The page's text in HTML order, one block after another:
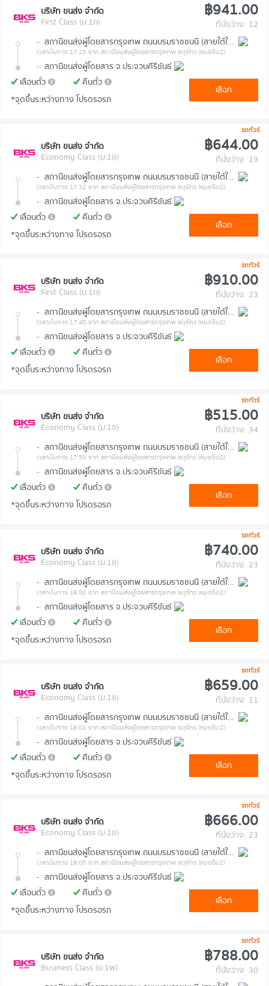
บริษัท ขนส่ง จำกัด
First Class (ม.1ก)
฿941.00
ที่นั่งว่าง: 12
-
สถานีขนส่งผู้โดยสารกรุงเทพ ถนนบรมราชชนนี (สายใต้ใหม่)
เวลาต้นทาง 17:25 จาก สถานีขนส่งผู้โดยสารกรุงเทพ จตุจักร (หมอชิต2)
- สถานีขนส่งผู้โดยสาร จ.ประจวบคีรีขันธ์
เลื่อนตั๋ว
คืนตั๋ว
*จุดขึ้นระหว่างทาง โปรดรอรถ
เลือก
รถทัวร์
บริษัท ขนส่ง จำกัด
Economy Class (ม.1ข)
฿644.00
ที่นั่งว่าง: 19
-
สถานีขนส่งผู้โดยสารกรุงเทพ ถนนบรมราชชนนี (สายใต้ใหม่)
เวลาต้นทาง 17:32 จาก สถานีขนส่งผู้โดยสารกรุงเทพ จตุจักร (หมอชิต2)
- สถานีขนส่งผู้โดยสาร จ.ประจวบคีรีขันธ์
เลื่อนตั๋ว
คืนตั๋ว
*จุดขึ้นระหว่างทาง โปรดรอรถ
เลือก
รถทัวร์
บริษัท ขนส่ง จำกัด
First Class (ม.1ก)
฿910.00
ที่นั่งว่าง: 23
-
สถานีขนส่งผู้โดยสารกรุงเทพ ถนนบรมราชชนนี (สายใต้ใหม่)
เวลาต้นทาง 17:45 จาก สถานีขนส่งผู้โดยสารกรุงเทพ จตุจักร (หมอชิต2)
- สถานีขนส่งผู้โดยสาร จ.ประจวบคีรีขันธ์
เลื่อนตั๋ว
คืนตั๋ว
*จุดขึ้นระหว่างทาง โปรดรอรถ
เลือก
รถทัวร์
บริษัท ขนส่ง จำกัด
Economy Class (ม.1ข)
฿515.00
ที่นั่งว่าง: 34
-
สถานีขนส่งผู้โดยสารกรุงเทพ ถนนบรมราชชนนี (สายใต้ใหม่)
เวลาต้นทาง 17:50 จาก สถานีขนส่งผู้โดยสารกรุงเทพ จตุจักร (หมอชิต2)
- สถานีขนส่งผู้โดยสาร จ.ประจวบคีรีขันธ์
เลื่อนตั๋ว
คืนตั๋ว
*จุดขึ้นระหว่างทาง โปรดรอรถ
เลือก
รถทัวร์
บริษัท ขนส่ง จำกัด
Economy Class (ม.1ข)
฿740.00
ที่นั่งว่าง: 23
-
สถานีขนส่งผู้โดยสารกรุงเทพ ถนนบรมราชชนนี (สายใต้ใหม่)
เวลาต้นทาง 18:00 จาก สถานีขนส่งผู้โดยสารกรุงเทพ จตุจักร (หมอชิต2)
- สถานีขนส่งผู้โดยสาร จ.ประจวบคีรีขันธ์
เลื่อนตั๋ว
คืนตั๋ว
*จุดขึ้นระหว่างทาง โปรดรอรถ
เลือก
รถทัวร์
บริษัท ขนส่ง จำกัด
Economy Class (ม.1ข)
฿659.00
ที่นั่งว่าง: 11
-
สถานีขนส่งผู้โดยสารกรุงเทพ ถนนบรมราชชนนี (สายใต้ใหม่)
เวลาต้นทาง 18:01 จาก สถานีขนส่งผู้โดยสารกรุงเทพ จตุจักร (หมอชิต2)
- สถานีขนส่งผู้โดยสาร จ.ประจวบคีรีขันธ์
เลื่อนตั๋ว
คืนตั๋ว
*จุดขึ้นระหว่างทาง โปรดรอรถ
เลือก
รถทัวร์
บริษัท ขนส่ง จำกัด
Economy Class (ม.1ข)
฿666.00
ที่นั่งว่าง: 23
-
สถานีขนส่งผู้โดยสารกรุงเทพ ถนนบรมราชชนนี (สายใต้ใหม่)
เวลาต้นทาง 18:05 จาก สถานีขนส่งผู้โดยสารกรุงเทพ จตุจักร (หมอชิต2)
- สถานีขนส่งผู้โดยสาร จ.ประจวบคีรีขันธ์
เลื่อนตั๋ว
คืนตั๋ว
*จุดขึ้นระหว่างทาง โปรดรอรถ
เลือก
รถทัวร์
บริษัท ขนส่ง จำกัด
Business Class (ม.1พ)
฿788.00
ที่นั่งว่าง: 30